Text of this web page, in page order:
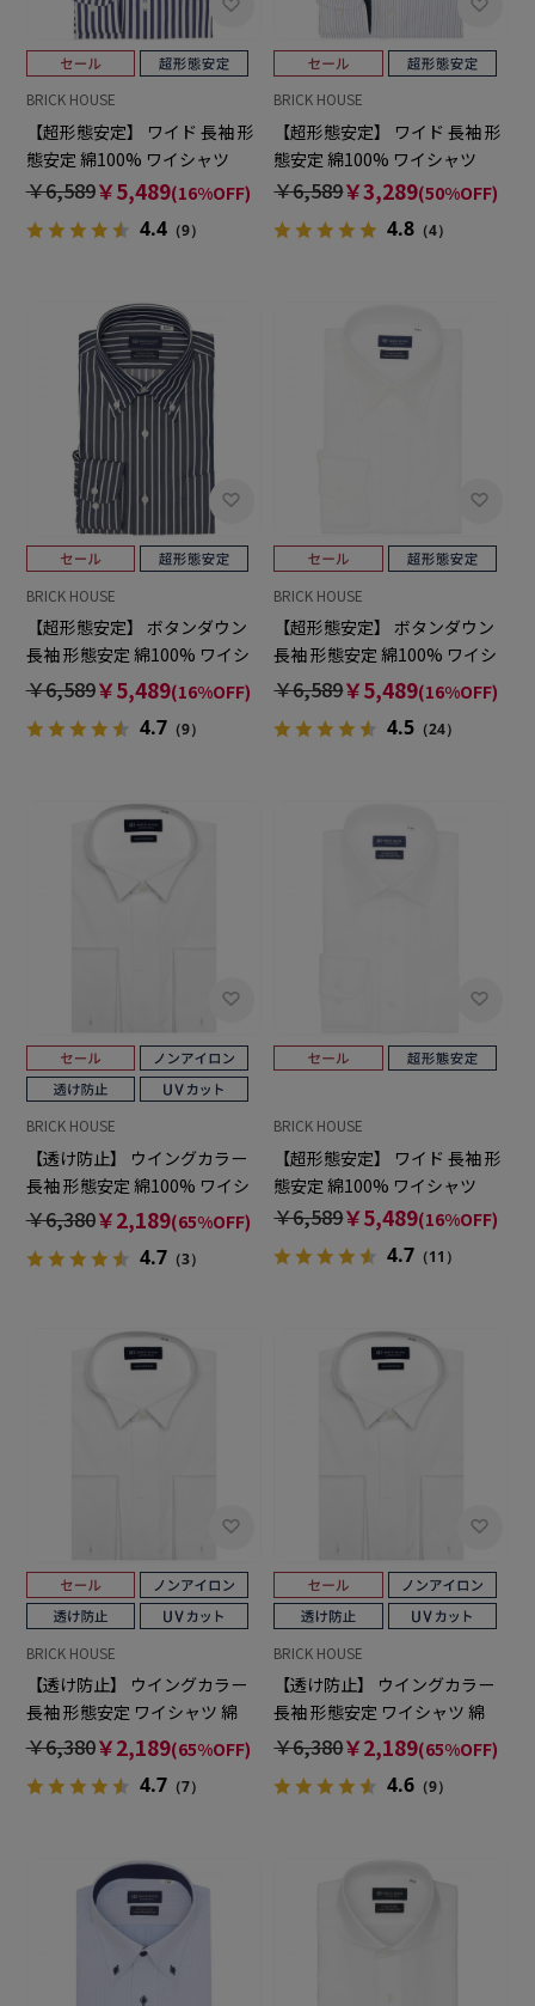
BRICK HOUSE
【超形態安定】 ワイド 長袖 形
態安定 綿100% ワイシャツ
￥6,589￥5,489(16%OFF)
4.4（9）
BRICK HOUSE
【超形態安定】 ワイド 長袖 形
態安定 綿100% ワイシャツ
￥6,589￥3,289(50%OFF)
4.8 （4）
BRICK HOUSE
【超形態安定】 ボタンダウン
長袖 形態安定 綿100% ワイシ
ャツ
￥6,589￥5,489(16%OFF)
4.7（9）
BRICK HOUSE
【超形態安定】 ボタンダウン
長袖 形態安定 綿100% ワイシ
ャツ
￥6,589￥5,489(16%OFF)
4.5 （24）
BRICK HOUSE
【透け防止】 ウイングカラー
長袖 形態安定 綿100% ワイシ
ャツ 白無地
￥6,380￥2,189(65%OFF)
4.7（3）
BRICK HOUSE
【超形態安定】 ワイド 長袖 形
態安定 綿100% ワイシャツ
￥6,589￥5,489(16%OFF)
4.7 （11）
BRICK HOUSE
【透け防止】 ウイングカラー
長袖 形態安定 ワイシャツ 綿
100%
￥6,380￥2,189(65%OFF)
4.7（7）
BRICK HOUSE
【透け防止】 ウイングカラー
長袖 形態安定 ワイシャツ 綿
100%
￥6,380￥2,189(65%OFF)
4.6 （9）